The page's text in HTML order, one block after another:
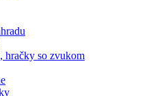
hračky so zvukom